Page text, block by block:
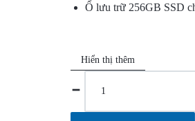
KIỂM
CỬA
Ổ lưu trữ 256GB SSD
Hiển thị thêm